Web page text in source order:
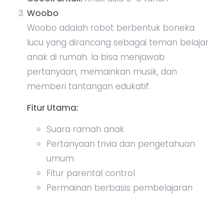
Woobo
Woobo adalah robot berbentuk boneka
lucu yang dirancang sebagai teman belajar
anak di rumah. Ia bisa menjawab
pertanyaan, memainkan musik, dan
memberi tantangan edukatif.
Fitur Utama:
Suara ramah anak
Pertanyaan trivia dan pengetahuan
umum
Fitur parental control
Permainan berbasis pembelajaran